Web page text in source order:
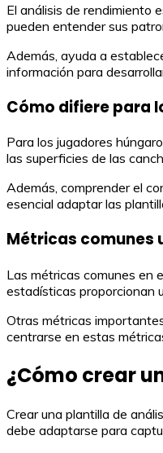
El análisis de rendimiento
pueden entender sus
Además, ayuda a
información para
Cómo difiere para
Para los jugadores
las superficies de las
Además, comprender el
esencial adaptar las
Métricas comunes
Las métricas comunes en
estadísticas proporcionan
Otras métricas
centrarse en estas
¿Cómo crear
Crear una plantilla de
debe adaptarse para